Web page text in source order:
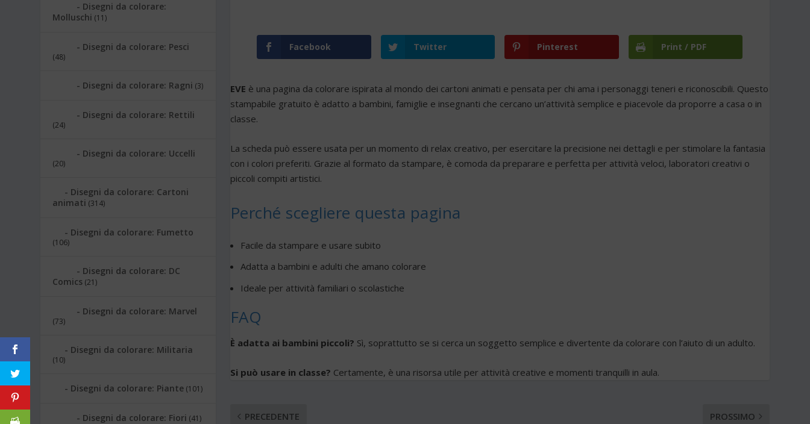
Facebook Twitter Pinterest Print / PDF
EVE è una pagina da colorare ispirata al mondo dei cartoni animati e pensata per chi ama i personaggi teneri e riconoscibili. Questo
stampabile gratuito è adatto a bambini, famiglie e insegnanti che cercano un’attività semplice e piacevole da proporre a casa o in
classe.
La scheda può essere usata per un momento di relax creativo, per esercitare la precisione nei dettagli e per stimolare la fantasia
con i colori preferiti. Grazie al formato da stampare, è comoda da preparare e perfetta per attività veloci, laboratori creativi o
piccoli compiti artistici.
Perché scegliere questa pagina
Facile da stampare e usare subito
Adatta a bambini e adulti che amano colorare
Ideale per attività familiari o scolastiche
FAQ
È adatta ai bambini piccoli? Sì, soprattutto se si cerca un soggetto semplice e divertente da colorare con l’aiuto di un adulto.
Si può usare in classe? Certamente, è una risorsa utile per attività creative e momenti tranquilli in aula.
PRECEDENTE PROSSIMO
Disegni da colorare:
Molluschi (11)
Disegni da colorare: Pesci
(48)
Disegni da colorare: Ragni (3)
Disegni da colorare: Rettili
(24)
Disegni da colorare: Uccelli
(20)
Disegni da colorare: Cartoni
animati (314)
Disegni da colorare: Fumetto
(106)
Disegni da colorare: DC
Comics (21)
Disegni da colorare: Marvel
(73)
Disegni da colorare: Militaria
(10)
Disegni da colorare: Piante (101)
Disegni da colorare: Fiori (41)